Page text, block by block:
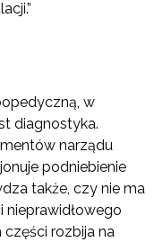
w
diagnostyka.
narządu
podniebienie
także, czy nie ma
rozbija na